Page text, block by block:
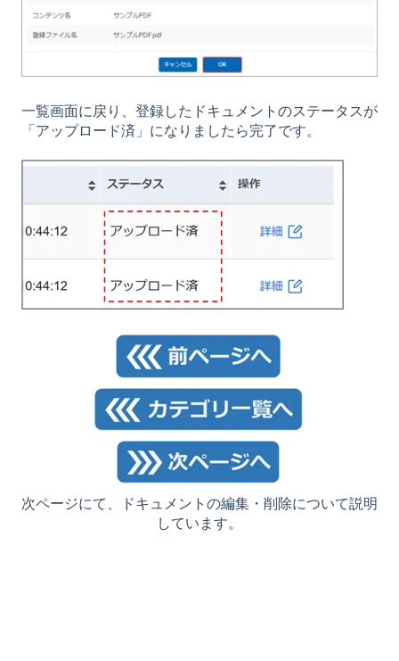
一覧画面に戻り、登録したドキュメントのステータスが
「アップロード済」になりましたら完了です。
次ページにて、ドキュメントの編集・削除について説明
しています。